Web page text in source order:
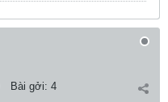
Bài gởi: 4